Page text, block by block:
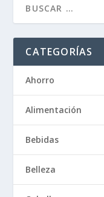
CATEGORÍAS
Ahorro
Alimentación
Bebidas
Belleza